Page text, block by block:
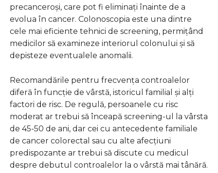
precanceroși, care pot fi eliminați înainte de a
evolua în cancer. Colonoscopia este una dintre
cele mai eficiente tehnici de screening, permițând
medicilor să examineze interiorul colonului și să
depisteze eventualele anomalii.
Recomandările pentru frecvența controalelor
diferă în funcție de vârstă, istoricul familial și alți
factori de risc. De regulă, persoanele cu risc
moderat ar trebui să înceapă screening-ul la vârsta
de 45-50 de ani, dar cei cu antecedente familiale
de cancer colorectal sau cu alte afecțiuni
predispozante ar trebui să discute cu medicul
despre debutul controalelor la o vârstă mai tânără.